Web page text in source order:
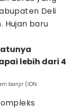
Deli
Hujan baru
lebih dari 4
banjir (IDN